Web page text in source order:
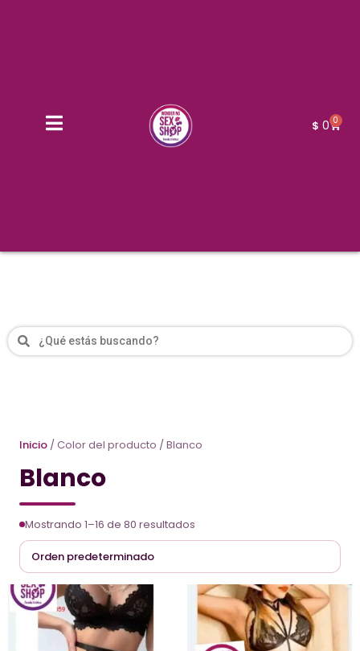
$ 0 0
Inicio / Color del producto / Blanco
Blanco
Mostrando 1–16 de 80 resultados